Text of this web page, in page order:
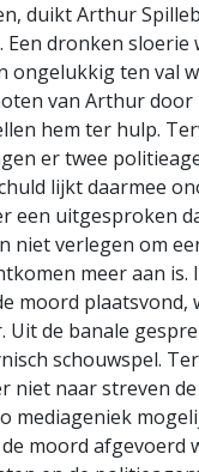
duikt Arthur
dronken
ongelukkig ten val
van Arthur door
hem ter hulp.
er twee
lijkt daarmee
een uitgesproken
niet verlegen om
meer aan is.
moord
de banale
schouwspel.
niet naar streven
mediageniek
moord